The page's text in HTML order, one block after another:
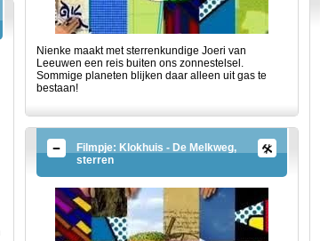
Nienke maakt met sterrenkundige Joeri van
Leeuwen een reis buiten ons zonnestelsel.
Sommige planeten blijken daar alleen uit gas te
bestaan!
Filmpje: Klokhuis - De Melkweg,
sterren